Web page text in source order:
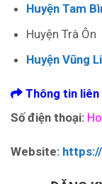
Huyện Tam
Huyện Trà Ôn
Huyện Vũng
Thông tin liên
Số điện thoại:
Website: